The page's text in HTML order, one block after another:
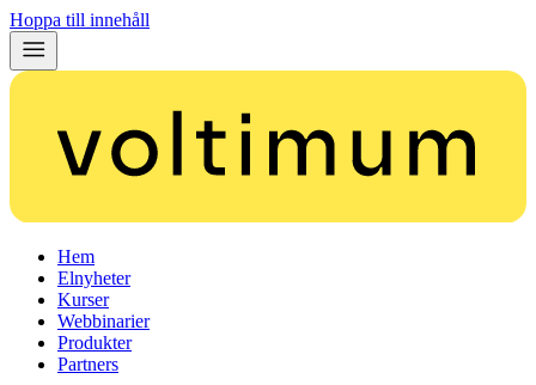
Hoppa till innehåll
Hem
Elnyheter
Kurser
Webbinarier
Produkter
Partners